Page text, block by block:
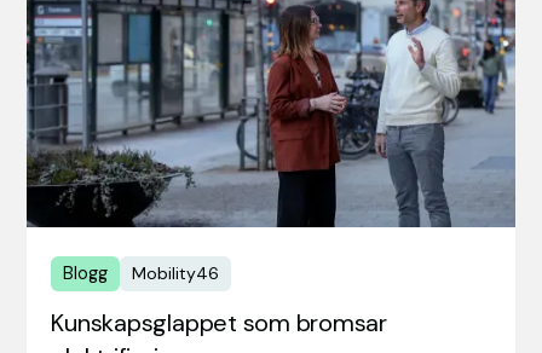
Blogg Mobility46
Kunskapsglappet som bromsar